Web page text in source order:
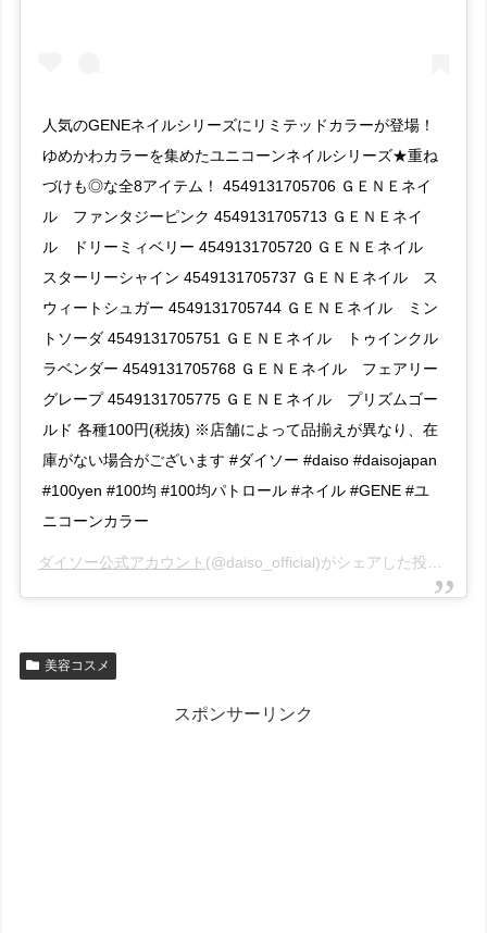
人気のGENEネイルシリーズにリミテッドカラーが登場！
ゆめかわカラーを集めたユニコーンネイルシリーズ★重ね
づけも◎な全8アイテム！ 4549131705706 ＧＥＮＥネイ
ル ファンタジーピンク 4549131705713 ＧＥＮＥネイ
ル ドリーミィベリー 4549131705720 ＧＥＮＥネイル
スターリーシャイン 4549131705737 ＧＥＮＥネイル ス
ウィートシュガー 4549131705744 ＧＥＮＥネイル ミン
トソーダ 4549131705751 ＧＥＮＥネイル トゥインクル
ラベンダー 4549131705768 ＧＥＮＥネイル フェアリー
グレープ 4549131705775 ＧＥＮＥネイル プリズムゴー
ルド 各種100円(税抜) ※店舗によって品揃えが異なり、在
庫がない場合がございます #ダイソー #daiso #daisojapan
#100yen #100均 #100均パトロール #ネイル #GENE #ユ
ニコーンカラー
ダイソー公式アカウント (@daiso_official)がシェアした投稿 –
美容コスメ
スポンサーリンク